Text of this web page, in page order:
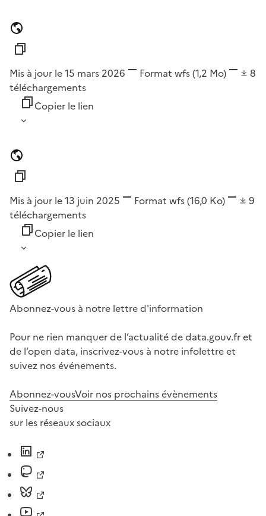
Mis à jour le 15 mars 2026 Format wfs(1,2 Mo)
8
téléchargements
Copier le lien
Mis à jour le 13 juin 2025 Format wfs(16,0 Ko)
9
téléchargements
Copier le lien
Abonnez-vous à notre lettre d'information
Pour ne rien manquer de l’actualité de data.gouv.fr et
de l’open data, inscrivez-vous à notre infolettre et
suivez nos événements.
Abonnez-vousVoir nos prochains évènements
Suivez-nous
sur les réseaux sociaux